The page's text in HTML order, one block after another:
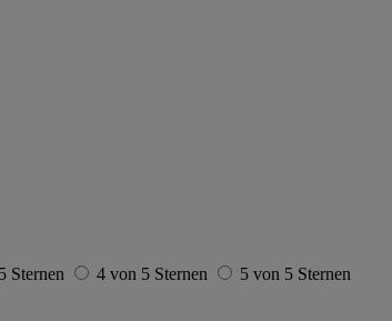
Sternen 4 von 5 Sternen
5 von 5 Sternen